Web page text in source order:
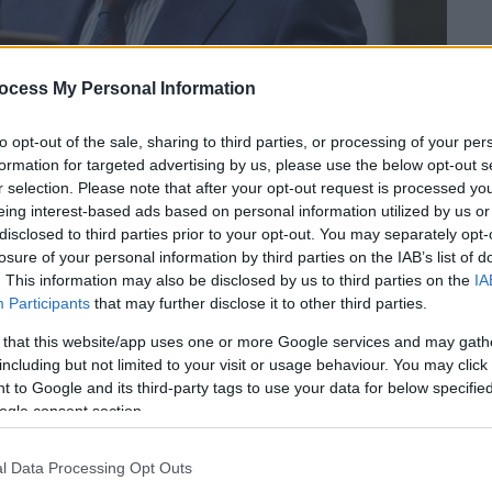
My Personal Information
opt-out of the sale, sharing to third parties, or processing of your
for targeted advertising by us, please use the below opt-out
selection. Please note that after your opt-out request is processed
interest-based ads based on personal information utilized by us
to third parties prior to your opt-out. You may separately
of your personal information by third parties on the IAB’s list of
This information may also be disclosed by us to third parties on the
Participants that may further disclose it to other third parties.
that this website/app uses one or more Google services and may
but not limited to your visit or usage behaviour. You may
to Google and its third-party tags to use your data for below
consent section.
Data Processing Opt Outs
το ΕΘΝΟΣ στη Google
και όχι μόνο με αφορμή την ανακοίνωση
είναι «Ρώσος»... Υπονοώντας ότι
όχι ότι υπήρξε πολίτης της Ρωσικής
του εθνικού προσδιορισμού γίνεται
σε μια μεγάλη ρατσιστική παράδοση της
τους «τουρκόσπορους» του 1922 (της